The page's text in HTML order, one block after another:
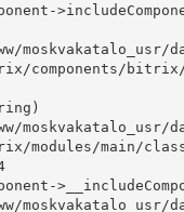
components/bitrix/
modules/main/